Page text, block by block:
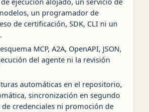
un programador de
de certificación, SDK, CLI ni un
MCP, A2A, OpenAPI, JSON,
del agente ni la revisión
automáticas en el repositorio,
sincronización en segundo
credenciales ni promoción de